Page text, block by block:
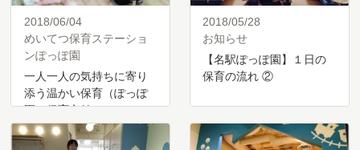
2018/06/04
めいてつ保育ステーショ
ンぽっぽ園
一人一人の気持ちに寄り
添う温かい保育（ぽっぽ
園の保育方針）
2018/05/28
お知らせ
【名駅ぽっぽ園】１日の
保育の流れ ②